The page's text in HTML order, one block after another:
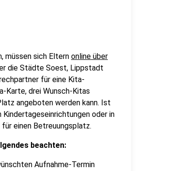
müssen sich Eltern online über
die Städte Soest, Lippstadt
für eine Kita-
Karte, drei Wunsch-Kitas
angeboten werden kann. Ist
oder in
einen Betreuungsplatz.
beachten:
Aufnahme-Termin